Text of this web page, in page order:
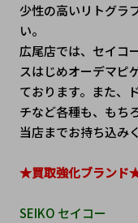
少性の高いリトグラ
い。
広尾店では、セイコ
スはじめオーデマピ
ております。また、
チなど各種も、もち
当店までお持ち込み
★買取強化ブランド
SEIKO セイコー